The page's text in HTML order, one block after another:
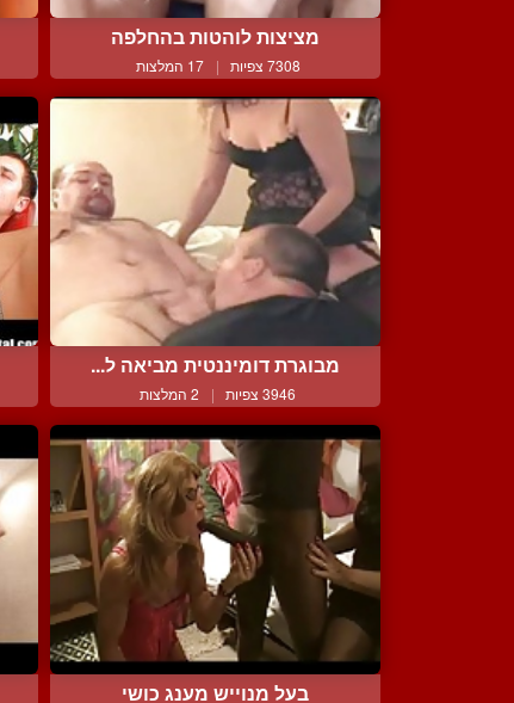
מציצות לוהטות בהחלפה
7308 צפיות | 17 המלצות
מבוגרת דומיננטית מביאה ל...
3946 צפיות | 2 המלצות
בעל מנוייש מענג כושי